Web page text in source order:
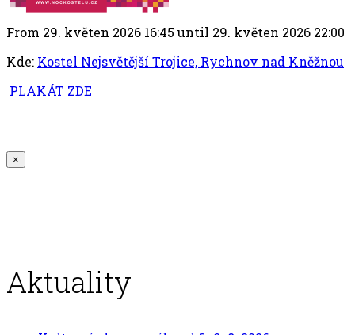
From 29. květen 2026 16:45 until 29. květen 2026 22:00
Kde: Kostel Nejsvětější Trojice, Rychnov nad Kněžnou
PLAKÁT ZDE
×
Aktuality